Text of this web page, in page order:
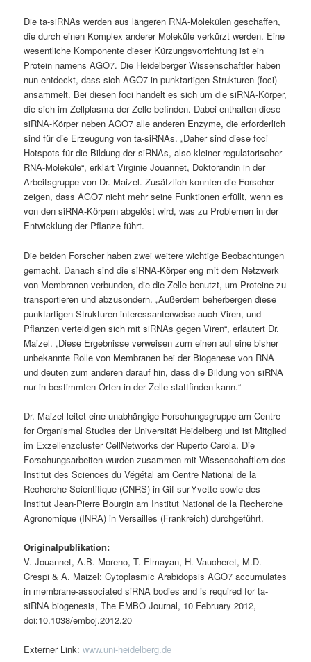
Die ta-siRNAs werden aus längeren RNA-Molekülen geschaffen,
die durch einen Komplex anderer Moleküle ver­kürzt werden. Eine
wesentliche Komponente dieser Kürzungsvorrichtung ist ein
Protein namens AGO7. Die Heidel­berger Wissenschaftler haben
nun entdeckt, dass sich AGO7 in punktartigen Strukturen (foci)
ansammelt. Bei diesen foci handelt es sich um die siRNA-Körper,
die sich im Zellplasma der Zelle befinden. Dabei enthalten diese
siRNA-Körper neben AGO7 alle anderen Enzyme, die erforderlich
sind für die Erzeugung von ta-siRNAs. „Daher sind diese foci
Hotspots für die Bildung der siRNAs, also kleiner regulatorischer
RNA-Moleküle“, erklärt Virginie Jouan­net, Doktorandin in der
Arbeitsgruppe von Dr. Maizel. Zusätzlich konnten die Forscher
zeigen, dass AGO7 nicht mehr seine Funktionen erfüllt, wenn es
von den siRNA-Körpern abgelöst wird, was zu Problemen in der
Entwick­lung der Pflanze führt.
Die beiden Forscher haben zwei weitere wichtige Beobachtungen
gemacht. Danach sind die siRNA-Körper eng mit dem Netzwerk
von Membranen verbunden, die die Zelle benutzt, um Proteine zu
transportieren und abzusondern. „Außerdem beherbergen diese
punktartigen Strukturen interessanterweise auch Viren, und
Pflanzen verteidigen sich mit siRNAs gegen Viren“, erläutert Dr.
Maizel. „Diese Ergebnisse verweisen zum einen auf eine bisher
unbe­kannte Rolle von Membranen bei der Biogenese von RNA
und deuten zum anderen darauf hin, dass die Bildung von siRNA
nur in bestimmten Orten in der Zelle stattfinden kann.“
Dr. Maizel leitet eine unabhängige Forschungsgruppe am Centre
for Organismal Studies der Universität Heidelberg und ist Mitglied
im Exzellenzcluster CellNetworks der Ruperto Carola. Die
Forschungsarbeiten wurden zusammen mit Wissenschaftlern des
Institut des Sciences du Végétal am Centre National de la
Recherche Scientifique (CNRS) in Gif-sur-Yvette sowie des
Institut Jean-Pierre Bourgin am Institut National de la Recherche
Agronomique (INRA) in Versailles (Frankreich) durchgeführt.
Originalpublikation:
V. Jouannet, A.B. Moreno, T. Elmayan, H. Vaucheret, M.D.
Crespi & A. Maizel: Cytoplasmic Arabidopsis AGO7 accu­mulates
in membrane-associated siRNA bodies and is required for ta-
siRNA biogenesis, The EMBO Journal, 10 February 2012,
doi:10.1038/emboj.2012.20
Externer Link:www.uni-heidelberg.de